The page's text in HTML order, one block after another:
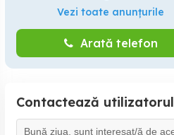
Vezi toate anunțurile
Arată telefon
Contactează utilizatorul